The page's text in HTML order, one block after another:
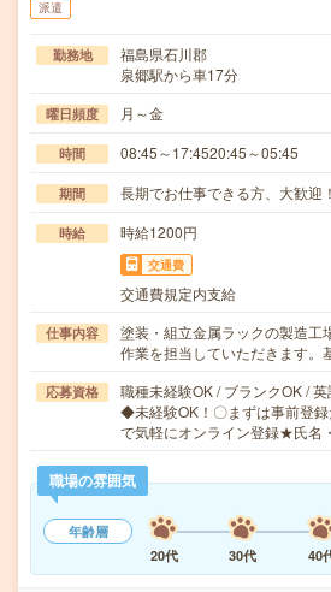
派遣
勤務地
福島県石川郡
泉郷駅から車17分
曜日頻度 月～金
時間 08:45～17:4520:45～05:45
期間 長期でお仕事できる方、大歓迎！
時給 時給1200円
交通費
交通費規定内支給
仕事内容
塗装・組立金属ラックの製造工
作業を担当していただきます
応募資格
職種未経験OK / ブランクOK /
◆未経験OK！〇まずは事前登
で気軽にオンライン登録★氏名
職場の雰囲気
年齢層
20代
30代 40